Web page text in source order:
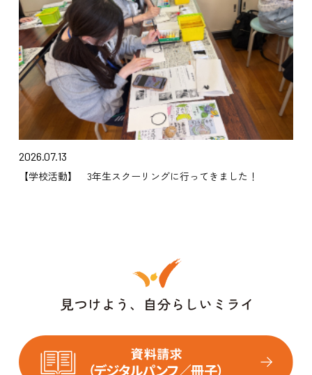
2026.07.13
【学校活動】 3年生スクーリングに行ってきました！